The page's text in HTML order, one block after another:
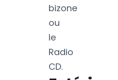
bizone
ou
le
Radio
CD.